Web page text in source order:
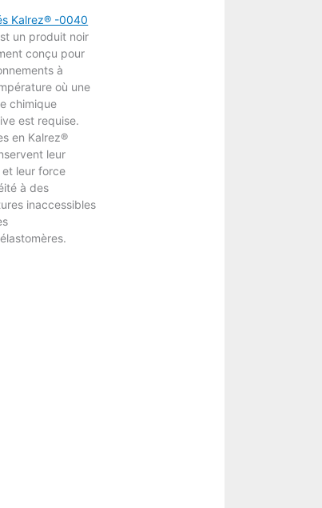
Kalrez® -0040
un produit noir
conçu pour
à
où une
chimique
est requise.
en Kalrez®
leur
leur force
à des
inaccessibles